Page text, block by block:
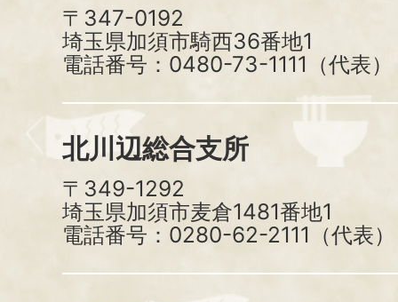
〒347-0192
埼玉県加須市騎西36番地1
電話番号：0480-73-1111（代表）
北川辺総合支所
〒349-1292
埼玉県加須市麦倉1481番地1
電話番号：0280-62-2111（代表）